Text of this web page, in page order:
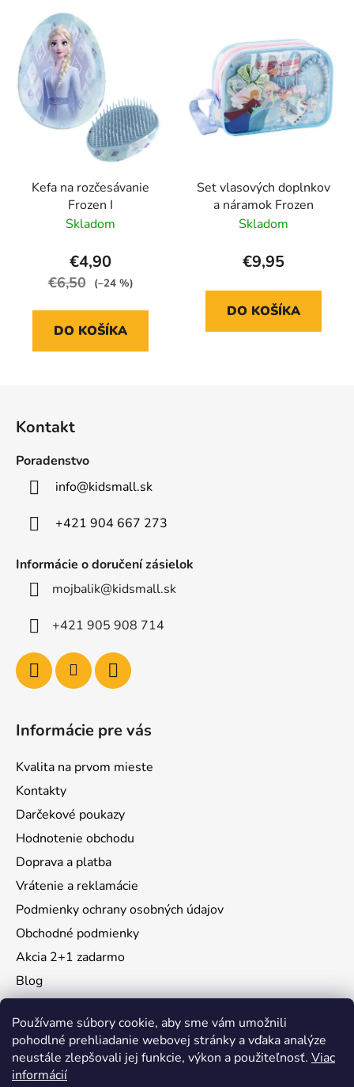
Používame súbory cookie, aby sme vám umožnili
pohodlné prehliadanie webovej stránky a vďaka analýze
neustále zlepšovali jej funkcie, výkon a použiteľnosť. Viac
informácií
Kefa na rozčesávanie
Frozen I
Skladom
€4,90
€6,50 (–24 %)
DO KOŠÍKA
Set vlasových doplnkov
a náramok Frozen
Skladom
€9,95
DO KOŠÍKA
Kontakt
Poradenstvo
info@kidsmall.sk
+421 904 667 273
Informácie o doručení zásielok
mojbalik@kidsmall.sk
+421 905 908 714
Informácie pre vás
Kvalita na prvom mieste
Kontakty
Darčekové poukazy
Hodnotenie obchodu
Doprava a platba
Vrátenie a reklamácie
Podmienky ochrany osobných údajov
Obchodné podmienky
Akcia 2+1 zadarmo
Blog
Instagram